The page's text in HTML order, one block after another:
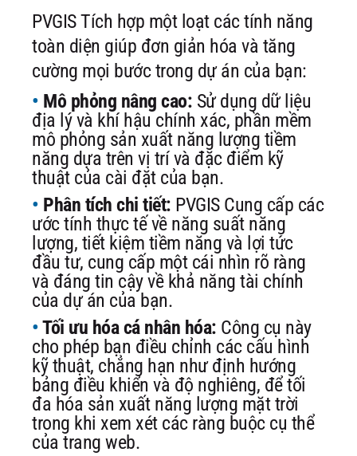
PVGIS Tích hợp một loạt các tính năng
toàn diện giúp đơn giản hóa và tăng
cường mọi bước trong dự án của bạn:
Mô phỏng nâng cao: Sử dụng dữ liệu
địa lý và khí hậu chính xác, phần mềm
mô phỏng sản xuất năng lượng tiềm
năng dựa trên vị trí và đặc điểm kỹ
thuật của cài đặt của bạn.
Phân tích chi tiết: PVGIS Cung cấp các
ước tính thực tế về năng suất năng
lượng, tiết kiệm tiềm năng và lợi tức
đầu tư, cung cấp một cái nhìn rõ ràng
và đáng tin cậy về khả năng tài chính
của dự án của bạn.
Tối ưu hóa cá nhân hóa: Công cụ này
cho phép bạn điều chỉnh các cấu hình
kỹ thuật, chẳng hạn như định hướng
bảng điều khiển và độ nghiêng, để tối
đa hóa sản xuất năng lượng mặt trời
trong khi xem xét các ràng buộc cụ thể
của trang web.